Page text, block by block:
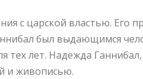
с царской властью. Его
был выдающимся
тех лет. Надежда
и живописью.